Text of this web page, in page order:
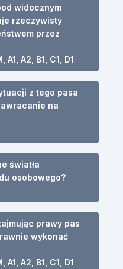
widocznym
rzeczywisty
przez
A2, B1, C1, D1
z tego pasa
na
światła
osobowego?
prawy pas
wykonać
A2, B1, C1, D1